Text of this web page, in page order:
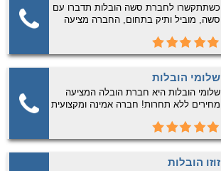
כשתתקשרו לחברת סשה הובלות תדברו עם
סשה, מוביל ותיק בתחום, החברה מציעה
ובשפלה. התקשרו אליו לקבלת הצעת מחיר
שלומי הובלות
שלומי הובלות היא חברת הובלה המציעה
מחירים ללא תחרות! חברה אמינה ומקצועית
בשרון, במרכז ובשפלה. התקשרו כעת
לקבלת הצעות מחיר משתלמות :)​
זוזו הובלות